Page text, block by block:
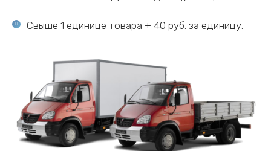
Свыше 1 единице товара + 40 руб. за единицу.